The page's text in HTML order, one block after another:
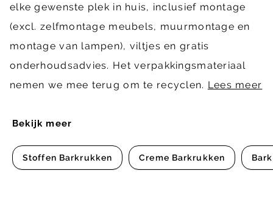
Bekijk meer
Stoffen Barkrukken Creme Barkrukken
elke gewenste plek in huis, inclusief montage
(excl. zelfmontage meubels, muurmontage en
montage van lampen), viltjes en gratis
onderhoudsadvies. Het verpakkingsmateriaal
nemen we mee terug om te recyclen. Lees meer